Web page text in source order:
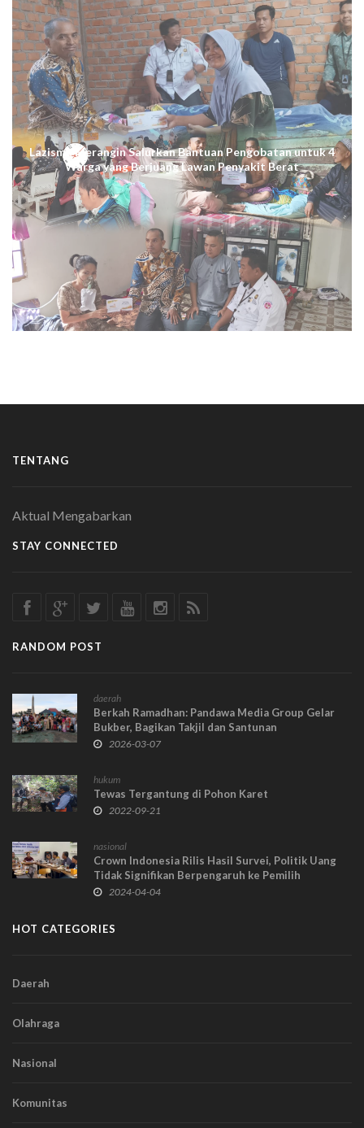
Lazismu Merangin Salurkan Bantuan Pengobatan untuk 4
Warga yang Berjuang Lawan Penyakit Berat
TENTANG
Aktual Mengabarkan
STAY CONNECTED
RANDOM POST
daerah
Berkah Ramadhan: Pandawa Media Group Gelar
Bukber, Bagikan Takjil dan Santunan
2026-03-07
hukum
Tewas Tergantung di Pohon Karet
2022-09-21
nasional
Crown Indonesia Rilis Hasil Survei, Politik Uang
Tidak Signifikan Berpengaruh ke Pemilih
2024-04-04
HOT CATEGORIES
Daerah
Olahraga
Nasional
Komunitas